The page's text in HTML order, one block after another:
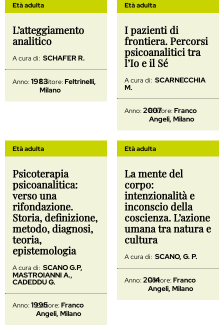
Età adulta
L’atteggiamento
analitico
A cura di: SCHAFER R.
Anno:1983Editore:Feltrinelli,
Milano
Età adulta
I pazienti di
frontiera. Percorsi
psicoanalitici tra
l’Io e il Sé
A cura di: SCARNECCHIA
M.
Anno:2007
Editore:Franco
Angeli, Milano
Età adulta
Psicoterapia
psicoanalitica:
verso una
rifondazione.
Storia, definizione,
metodo, diagnosi,
teoria,
epistemologia
A cura di: SCANO G.P,
MASTROIANNI A.,
CADEDDU G.
Anno:1995
Editore:Franco
Angeli, Milano
Età adulta
La mente del
corpo:
intenzionalità e
inconscio della
coscienza. L’azione
umana tra natura e
cultura
A cura di: SCANO, G. P.
Anno:2014
Editore:Franco
Angeli, Milano